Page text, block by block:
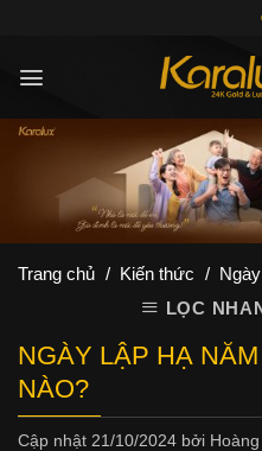
Trang chủ / Kiến thức /
LỌC
NGÀY LẬP HẠ
NÀO?
Cập nhật 21/10/2024 bởi